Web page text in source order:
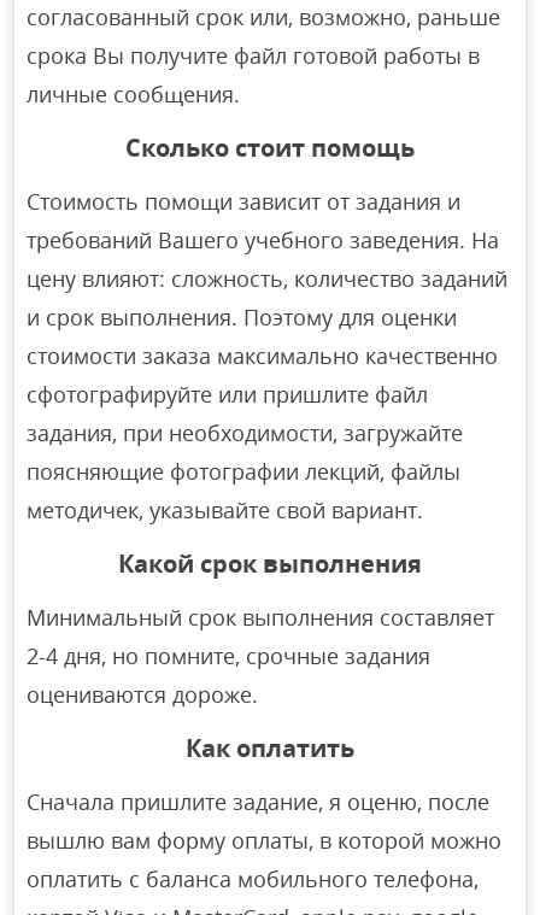
согласованный срок или, возможно, раньше
срока Вы получите файл готовой работы в
личные сообщения.
Сколько стоит помощь
Стоимость помощи зависит от задания и
требований Вашего учебного заведения. На
цену влияют: сложность, количество заданий
и срок выполнения. Поэтому для оценки
стоимости заказа максимально качественно
сфотографируйте или пришлите файл
задания, при необходимости, загружайте
поясняющие фотографии лекций, файлы
методичек, указывайте свой вариант.
Какой срок выполнения
Минимальный срок выполнения составляет
2-4 дня, но помните, срочные задания
оцениваются дороже.
Как оплатить
Сначала пришлите задание, я оценю, после
вышлю вам форму оплаты, в которой можно
оплатить с баланса мобильного телефона,